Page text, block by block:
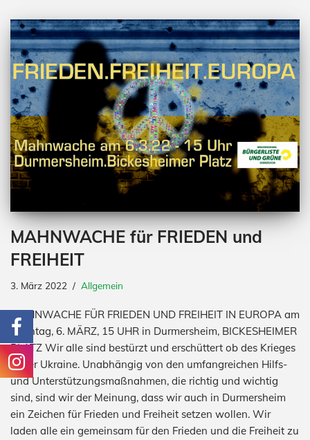
MAHNWACHE für FRIEDEN und
FREIHEIT
3. März 2022 Allgemein
MAHNWACHE FÜR FRIEDEN UND FREIHEIT IN EUROPA am
Sonntag, 6. MÄRZ, 15 UHR in Durmersheim, BICKESHEIMER
PLATZ Wir alle sind bestürzt und erschüttert ob des Krieges
in der Ukraine. Unabhängig von den umfangreichen Hilfs-
und Unterstützungsmaßnahmen, die richtig und wichtig
sind, sind wir der Meinung, dass wir auch in Durmersheim
ein Zeichen für Frieden und Freiheit setzen wollen. Wir
laden alle ein gemeinsam für den Frieden und die Freiheit zu